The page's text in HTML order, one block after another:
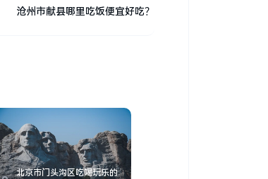
沧州市献县哪里吃饭便宜好吃？
北京市门头沟区吃喝玩乐的